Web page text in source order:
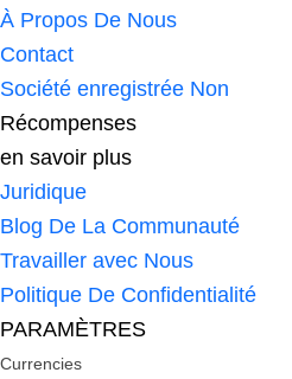
À Propos De Nous
Contact
Société enregistrée Non
Récompenses
en savoir plus
Juridique
Blog De La Communauté
Travailler avec Nous
Politique De Confidentialité
PARAMÈTRES
Currencies